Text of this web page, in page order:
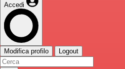
Accedi
Modifica profilo Logout